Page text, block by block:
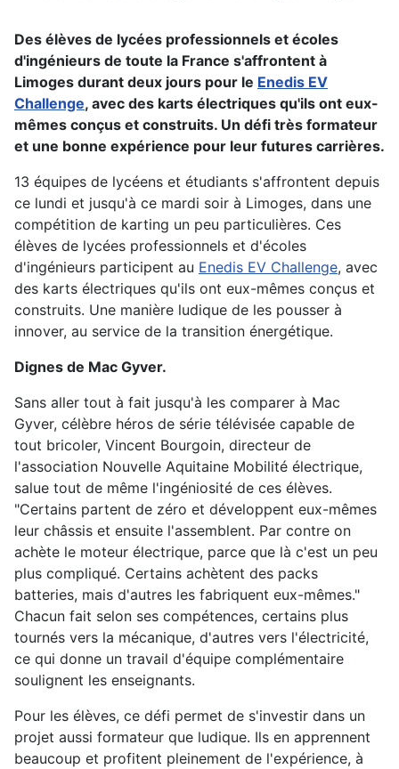
Des élèves de lycées professionnels et écoles
d'ingénieurs de toute la France s'affrontent à
Limoges durant deux jours pour le Enedis EV
Challenge, avec des karts électriques qu'ils ont eux-
mêmes conçus et construits. Un défi très formateur
et une bonne expérience pour leur futures carrières.
13 équipes de lycéens et étudiants s'affrontent depuis
ce lundi et jusqu'à ce mardi soir à Limoges, dans une
compétition de karting un peu particulières. Ces
élèves de lycées professionnels et d'écoles
d'ingénieurs participent au Enedis EV Challenge, avec
des karts électriques qu'ils ont eux-mêmes conçus et
construits. Une manière ludique de les pousser à
innover, au service de la transition énergétique.
Dignes de Mac Gyver.
Sans aller tout à fait jusqu'à les comparer à Mac
Gyver, célèbre héros de série télévisée capable de
tout bricoler, Vincent Bourgoin, directeur de
l'association Nouvelle Aquitaine Mobilité électrique,
salue tout de même l'ingéniosité de ces élèves.
"Certains partent de zéro et développent eux-mêmes
leur châssis et ensuite l'assemblent. Par contre on
achète le moteur électrique, parce que là c'est un peu
plus compliqué. Certains achètent des packs
batteries, mais d'autres les fabriquent eux-mêmes."
Chacun fait selon ses compétences, certains plus
tournés vers la mécanique, d'autres vers l'électricité,
ce qui donne un travail d'équipe complémentaire
soulignent les enseignants.
Pour les élèves, ce défi permet de s'investir dans un
projet aussi formateur que ludique. Ils en apprennent
beaucoup et profitent pleinement de l'expérience, à